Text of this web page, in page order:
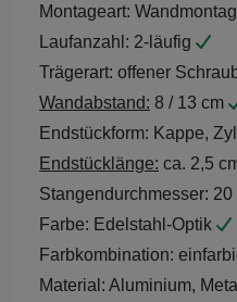
Montageart:
Laufanzahl: 2-läufig
Trägerart: offener
Wandabstand: 8 / 13 cm
Endstückform: Kappe,
Endstücklänge: ca. 2,5
Stangendurchmesser: 20
Farbe: Edelstahl-Optik
Farbkombination:
Material: Aluminium,